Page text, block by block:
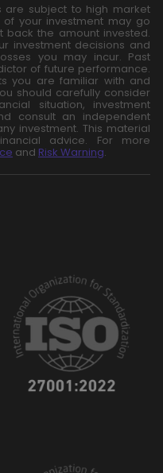
are subject to high market
your investment may go
the amount invested.
investment decisions and
you may incur. Past
of future performance.
you are familiar with and
should carefully consider
situation, investment
consult an independent
investment. This material
advice. For more
and Risk Warning.